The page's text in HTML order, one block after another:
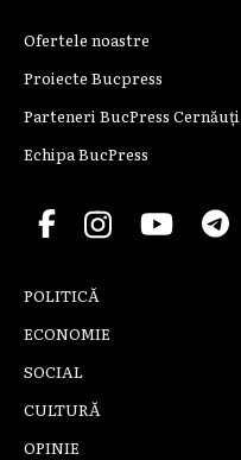
Ofertele noastre
Proiecte Bucpress
Parteneri BucPress Cernăuți
Echipa BucPress
POLITICĂ
ECONOMIE
SOCIAL
CULTURĂ
OPINIE